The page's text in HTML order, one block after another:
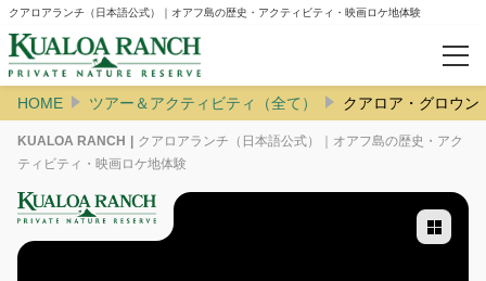
クアロアランチ（日本語公式）｜オアフ島の歴史・アクティビティ・映画ロケ地体験
閲覧履歴
ご案内
会社案内
HOME ツアー＆アクティビティ（全て） クアロア・グロウ
KUALOA RANCH
クアロアランチ（日本語公式）｜オアフ島の歴史・アク
ティビティ・映画ロケ地体験